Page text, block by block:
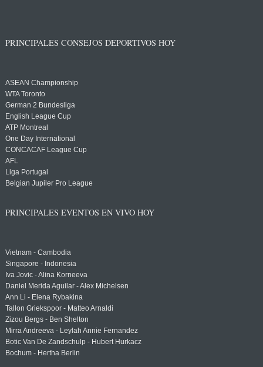
PRINCIPALES CONSEJOS DEPORTIVOS HOY
ASEAN Championship
WTA Toronto
German 2 Bundesliga
English League Cup
ATP Montreal
One Day International
CONCACAF League Cup
AFL
Liga Portugal
Belgian Jupiler Pro League
PRINCIPALES EVENTOS EN VIVO HOY
Vietnam - Cambodia
Singapore - Indonesia
Iva Jovic - Alina Korneeva
Daniel Merida Aguilar - Alex Michelsen
Ann Li - Elena Rybakina
Tallon Griekspoor - Matteo Arnaldi
Zizou Bergs - Ben Shelton
Mirra Andreeva - Leylah Annie Fernandez
Botic Van De Zandschulp - Hubert Hurkacz
Bochum - Hertha Berlin